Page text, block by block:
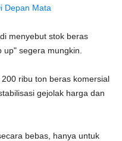
Depan Mata
menyebut stok beras
segera mungkin.
ribu ton beras komersial
gejolak harga dan
bebas, hanya untuk